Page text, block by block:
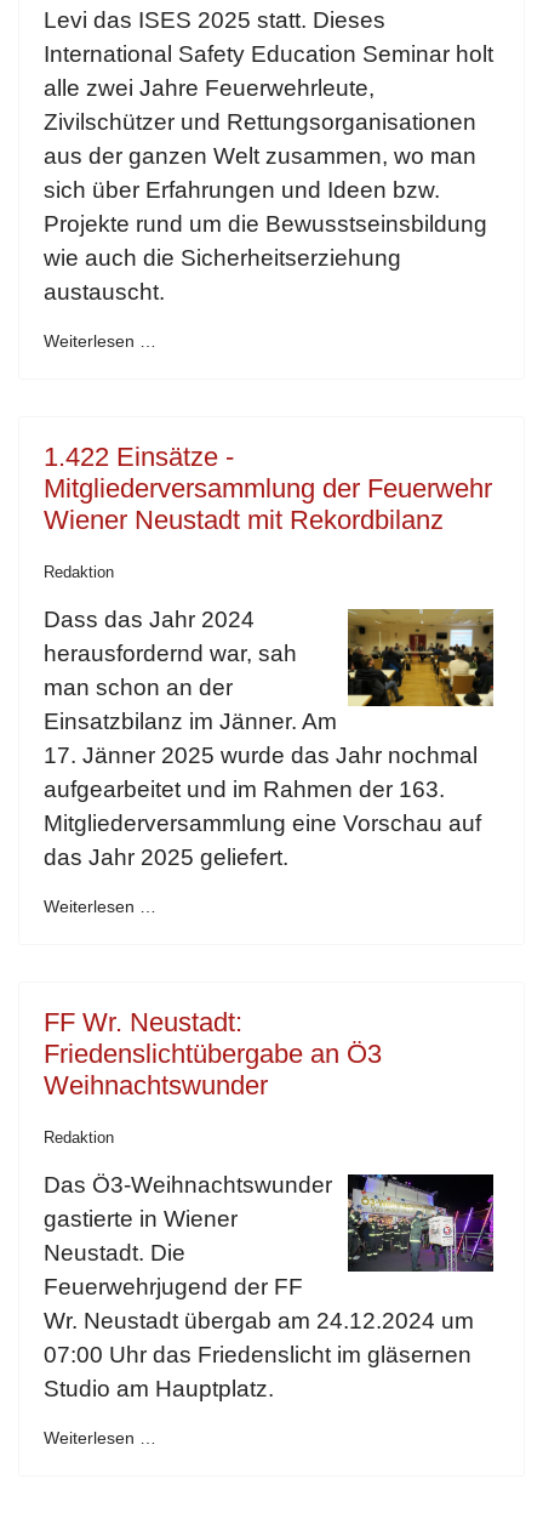
Levi das ISES 2025 statt. Dieses
International Safety Education Seminar holt
alle zwei Jahre Feuerwehrleute,
Zivilschützer und Rettungsorganisationen
aus der ganzen Welt zusammen, wo man
sich über Erfahrungen und Ideen bzw.
Projekte rund um die Bewusstseinsbildung
wie auch die Sicherheitserziehung
austauscht.
Weiterlesen …
1.422 Einsätze -
Mitgliederversammlung der Feuerwehr
Wiener Neustadt mit Rekordbilanz
Redaktion
Dass das Jahr 2024
herausfordernd war, sah
man schon an der
Einsatzbilanz im Jänner. Am
17. Jänner 2025 wurde das Jahr nochmal
aufgearbeitet und im Rahmen der 163.
Mitgliederversammlung eine Vorschau auf
das Jahr 2025 geliefert.
Weiterlesen …
FF Wr. Neustadt:
Friedenslichtübergabe an Ö3
Weihnachtswunder
Redaktion
Das Ö3-Weihnachtswunder
gastierte in Wiener
Neustadt. Die
Feuerwehrjugend der FF
Wr. Neustadt übergab am 24.12.2024 um
07:00 Uhr das Friedenslicht im gläsernen
Studio am Hauptplatz.
Weiterlesen …